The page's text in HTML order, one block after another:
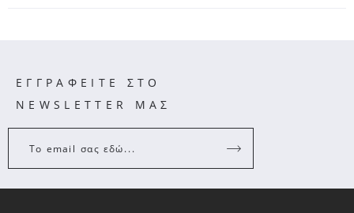
ΕΓΓΡΑΦΕΙΤΕ ΣΤΟ
NEWSLETTER ΜΑΣ
Το email σας εδώ...